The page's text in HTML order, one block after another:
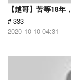
【越哥】苦等18
# 333
2020-10-10 04:31